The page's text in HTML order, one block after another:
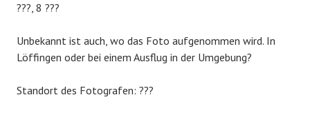
???, 8 ???
Unbekannt ist auch, wo das Foto aufgenommen wird. In
Löffingen oder bei einem Ausflug in der Umgebung?
Standort des Fotografen: ???